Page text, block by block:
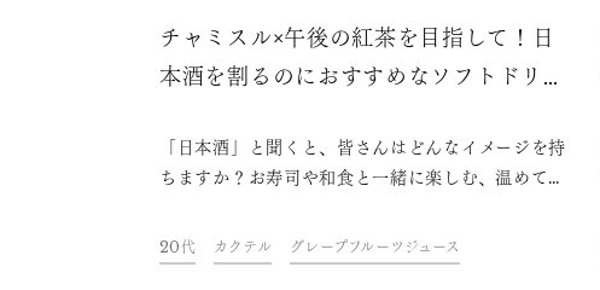
チャミスル×午後の紅茶を目指して！日
本酒を割るのにおすすめなソフトドリン
「日本酒」と聞くと、皆さんはどんなイメージを持
ちますか？お寿司や和食と一緒に楽しむ、温めて楽
が、最近では日本酒のちょっと変わった楽しみ方が
広がっています。それは、ソフトドリンクと組み合
20代 カクテル グレープフルーツジュース